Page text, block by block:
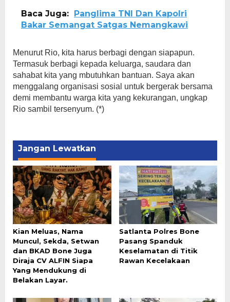
Baca Juga:
Panglima TNI Dan Kapolri
Bakar Semangat Satgas Nemangkawi
Menurut Rio, kita harus berbagi dengan siapapun.
Termasuk berbagi kepada keluarga, saudara dan
sahabat kita yang mbutuhkan bantuan. Saya akan
menggalang organisasi sosial untuk bergerak bersama
demi membantu warga kita yang kekurangan, ungkap
Rio sambil tersenyum. (*)
Jangan Lewatkan
Kian Meluas, Nama
Muncul, Sekda, Setwan
dan BKAD Bone Juga
Diraja CV ALFIN Siapa
Yang Mendukung di
Belakan Layar.
Satlanta Polres Bone
Pasang Spanduk
Keselamatan di Titik
Rawan Kecelakaan